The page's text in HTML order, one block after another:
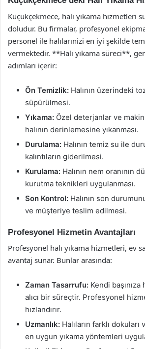
Küçükçekmece, halı yıkama hizmetleri
doludur. Bu firmalar, profesyonel
personel ile halılarınizi en iyi şekilde
vermektedir. **Halı yıkama süreci**,
adımları içerir:
Ön Temizlik: Halının üzerindeki
süpürülmesi.
Yıkama: Özel deterjanlar ve
halının derinlemesine yıkanması.
Durulama: Halının temiz su ile
kalıntıların giderilmesi.
Kurulama: Halının nem oranının
kurutma teknikleri uygulanması.
Son Kontrol: Halının son
ve müşteriye teslim edilmesi.
Profesyonel Hizmetin Avantajları
Profesyonel halı yıkama hizmetleri, ev
avantaj sunar. Bunlar arasında:
Zaman Tasarrufu: Kendi başınıza
alıcı bir süreçtir. Profesyonel
hızlandırır.
Uzmanlık: Halıların farklı
en uygun yıkama yöntemleri